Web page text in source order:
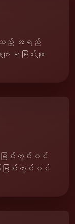
တ်သည့် အရည်
ခြင်းများ
ြင်းကွင်းဝင်
ြင်းကွင်းဝင်